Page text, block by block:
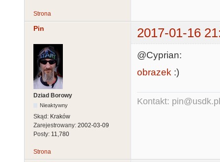
Strona
Pin 2017-01-16
Dziad Borowy
Nieaktywny
Skąd: Kraków
Zarejestrowany: 2002-03-09
Posty: 11,780
@Cyprian:
obrazek :)
Kontakt: pin@usdk.pl
Strona